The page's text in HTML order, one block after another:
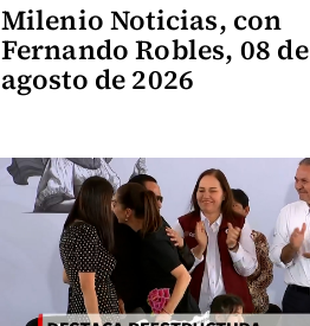
Milenio Noticias, con
Fernando Robles, 08 de
agosto de 2026